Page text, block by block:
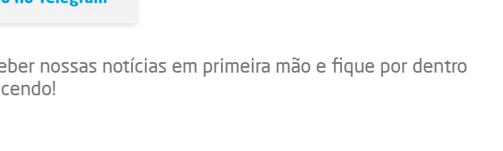
nossas notícias em primeira mão e fique por dentro